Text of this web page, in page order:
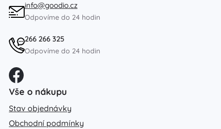
info@goodio.cz
Odpovíme do 24 hodin
266 266 325
Odpovíme do 24 hodin
Vše o nákupu
Stav objednávky
Obchodní podmínky